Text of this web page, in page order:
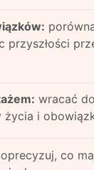
przyszłości
wracać
życia i
co